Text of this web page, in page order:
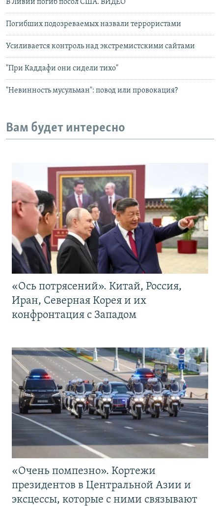
В Ливии погиб посол США. ВИДЕО
Погибших подозреваемых назвали террористами
Усиливается контроль над экстремистскими сайтами
"При Каддафи они сидели тихо"
"Невинность мусульман": повод или провокация?
Вам будет интересно
«Ось потрясений». Китай, Россия,
Иран, Северная Корея и их
конфронтация с Западом
«Очень помпезно». Кортежи
президентов в Центральной Азии и
эксцессы, которые с ними связывают